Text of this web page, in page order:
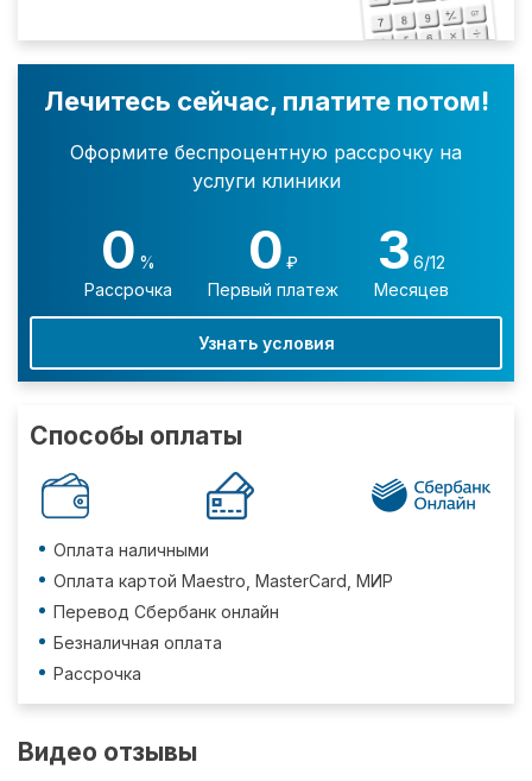
Лечитесь сейчас, платите потом!
Оформите беспроцентную рассрочку на
услуги клиники
0 %
Рассрочка
0 ₽
Первый платеж
3 6/12
Месяцев
Узнать условия
Способы оплаты
Оплата наличными
Оплата картой Maestro, MasterCard, МИР
Перевод Сбербанк онлайн
Безналичная оплата
Рассрочка
Видео отзывы